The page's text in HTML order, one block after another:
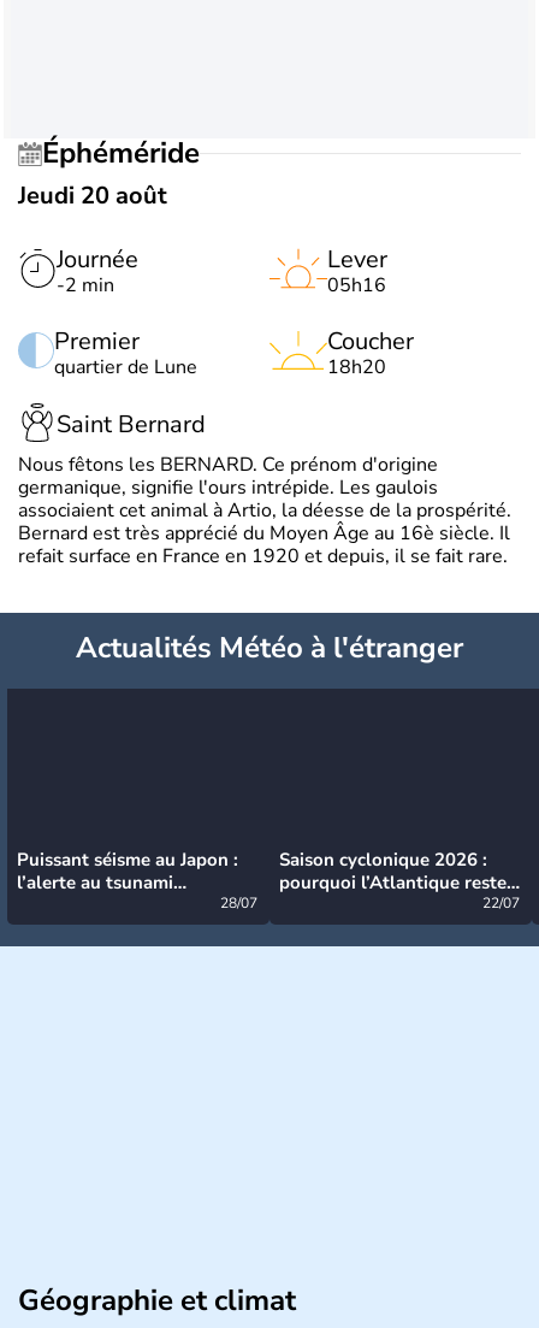
Éphéméride
Jeudi 20 août
Journée
-2 min
Premier
quartier de Lune
Lever
05h16
Coucher
18h20
Saint Bernard
Nous fêtons les BERNARD. Ce prénom d'origine
germanique, signifie l'ours intrépide. Les gaulois
associaient cet animal à Artio, la déesse de la prospérité.
Bernard est très apprécié du Moyen Âge au 16è siècle. Il
refait surface en France en 1920 et depuis, il se fait rare.
Actualités Météo à l'étranger
Puissant séisme au Japon :
l’alerte au tsunami
28/07
Saison cyclonique 2026 :
pourquoi l’Atlantique reste
22/07
Géographie et climat